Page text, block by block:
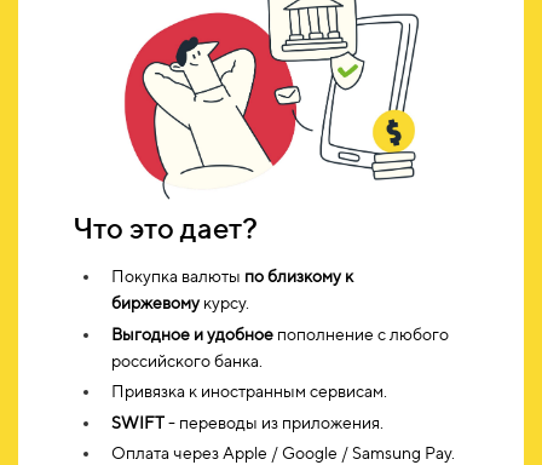
Что это дает?
Покупка валюты по близкому к
биржевому курсу.
Выгодное и удобное пополнение с любого
российского банка.
Привязка к иностранным сервисам.
SWIFT- переводы из приложения.
Оплата через Apple / Google / Samsung Pay.